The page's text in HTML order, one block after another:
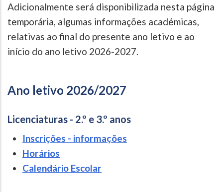
Adicionalmente será disponibilizada nesta página
temporária, algumas informações académicas,
relativas ao final do presente ano letivo e ao
início do ano letivo 2026-2027.
Ano letivo 2026/2027
Licenciaturas - 2.º e 3.º anos
Inscrições - informações
Horários
Calendário Escolar